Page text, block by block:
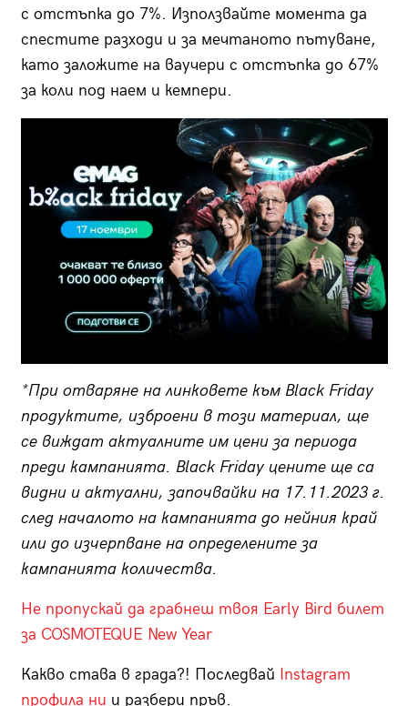
с отстъпка до 7%. Използвайте момента да
спестите разходи и за мечтаното пътуване,
като заложите на ваучери с отстъпка до 67%
за коли под наем и кемпери.
*При отваряне на линковете към Black Friday
продуктите, изброени в този материал, ще
се виждат актуалните им цени за периода
преди кампанията. Black Friday цените ще са
видни и актуални, започвайки на 17.11.2023 г.
след началото на кампанията до нейния край
или до изчерпване на определените за
кампанията количества.
Не пропускай да грабнеш твоя Early Bird билет
за COSMOTEQUE New Year
Какво става в града?! Последвай Instagram
профила ни и разбери пръв.